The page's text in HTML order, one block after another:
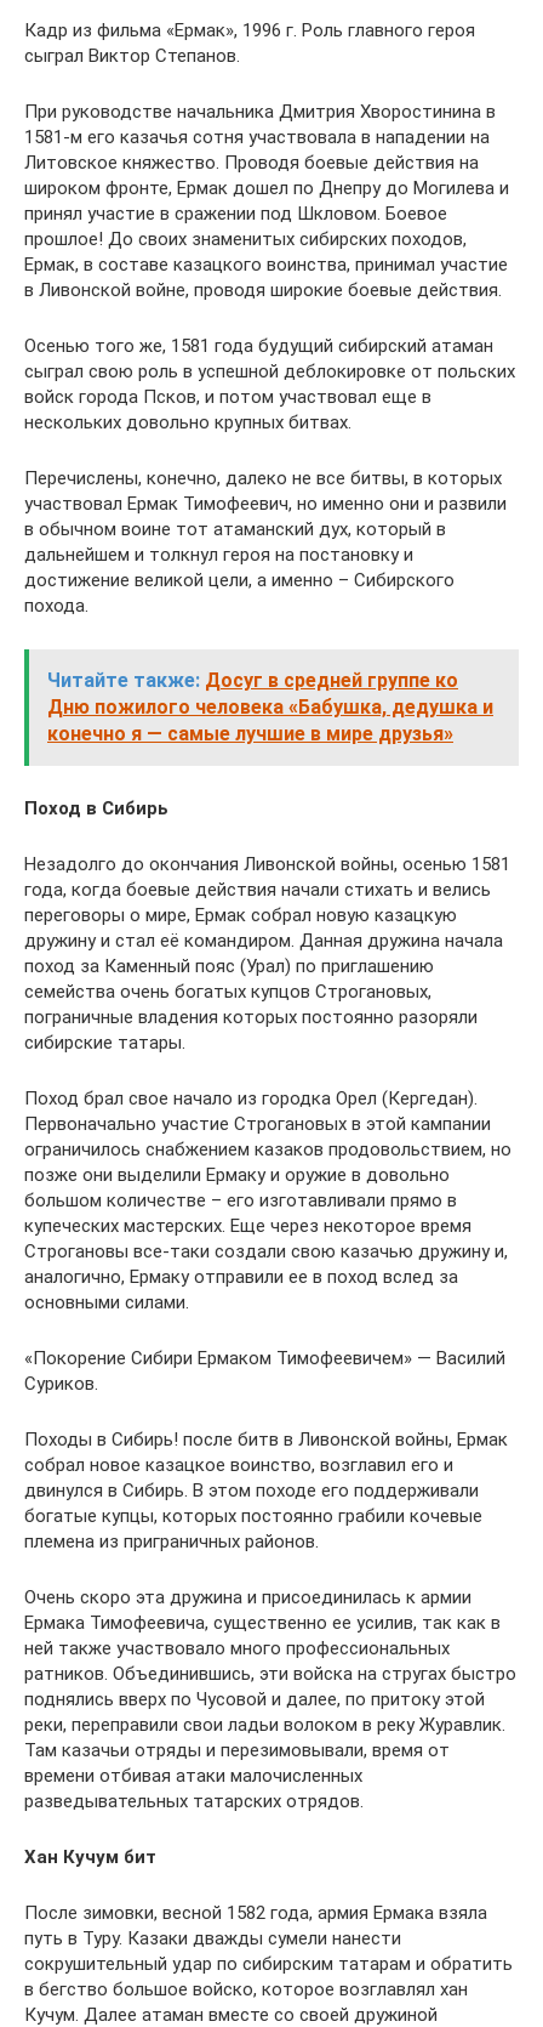
Кадр из фильма «Ермак», 1996 г. Роль главного героя
сыграл Виктор Степанов.
При руководстве начальника Дмитрия Хворостинина в
1581-м его казачья сотня участвовала в нападении на
Литовское княжество. Проводя боевые действия на
широком фронте, Ермак дошел по Днепру до Могилева и
принял участие в сражении под Шкловом. Боевое
прошлое! До своих знаменитых сибирских походов,
Ермак, в составе казацкого воинства, принимал участие
в Ливонской войне, проводя широкие боевые действия.
Осенью того же, 1581 года будущий сибирский атаман
сыграл свою роль в успешной деблокировке от польских
войск города Псков, и потом участвовал еще в
нескольких довольно крупных битвах.
Перечислены, конечно, далеко не все битвы, в которых
участвовал Ермак Тимофеевич, но именно они и развили
в обычном воине тот атаманский дух, который в
дальнейшем и толкнул героя на постановку и
достижение великой цели, а именно – Сибирского
похода.
Читайте также: Досуг в средней группе ко
Дню пожилого человека «Бабушка, дедушка и
конечно я — самые лучшие в мире друзья»
Поход в Сибирь
Незадолго до окончания Ливонской войны, осенью 1581
года, когда боевые действия начали стихать и велись
переговоры о мире, Ермак собрал новую казацкую
дружину и стал её командиром. Данная дружина начала
поход за Каменный пояс (Урал) по приглашению
семейства очень богатых купцов Строгановых,
пограничные владения которых постоянно разоряли
сибирские татары.
Поход брал свое начало из городка Орел (Кергедан).
Первоначально участие Строгановых в этой кампании
ограничилось снабжением казаков продовольствием, но
позже они выделили Ермаку и оружие в довольно
большом количестве – его изготавливали прямо в
купеческих мастерских. Еще через некоторое время
Строгановы все-таки создали свою казачью дружину и,
аналогично, Ермаку отправили ее в поход вслед за
основными силами.
«Покорение Сибири Ермаком Тимофеевичем» — Василий
Суриков.
Походы в Сибирь! после битв в Ливонской войны, Ермак
собрал новое казацкое воинство, возглавил его и
двинулся в Сибирь. В этом походе его поддерживали
богатые купцы, которых постоянно грабили кочевые
племена из приграничных районов.
Очень скоро эта дружина и присоединилась к армии
Ермака Тимофеевича, существенно ее усилив, так как в
ней также участвовало много профессиональных
ратников. Объединившись, эти войска на стругах быстро
поднялись вверх по Чусовой и далее, по притоку этой
реки, переправили свои ладьи волоком в реку Журавлик.
Там казачьи отряды и перезимовывали, время от
времени отбивая атаки малочисленных
разведывательных татарских отрядов.
Хан Кучум бит
После зимовки, весной 1582 года, армия Ермака взяла
путь в Туру. Казаки дважды сумели нанести
сокрушительный удар по сибирским татарам и обратить
в бегство большое войско, которое возглавлял хан
Кучум. Далее атаман вместе со своей дружиной